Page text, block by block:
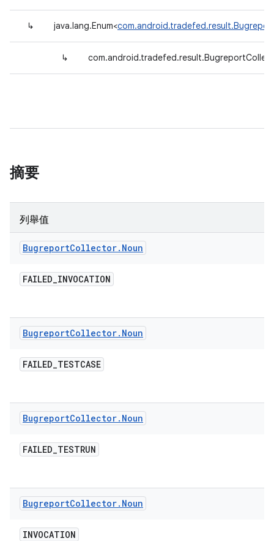
↳ java.lang.Enum<
↳
摘要
列舉值
BugreportCollector. Noun
FAILED_INVOCATION
BugreportCollector. Noun
FAILED_TESTCASE
BugreportCollector. Noun
FAILED_TESTRUN
BugreportCollector. Noun
INVOCATION